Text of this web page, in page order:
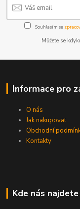
Souhlasím se
Můžete se
Informace pro
O nás
Jak nakupovat
Obchodní
Kontakty
Kde nás najdete